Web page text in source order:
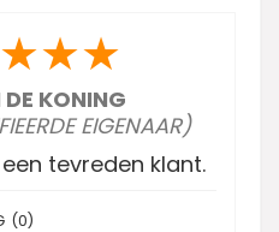
★★★
DE KONING
EIGENAAR)
tevreden klant.
(0)